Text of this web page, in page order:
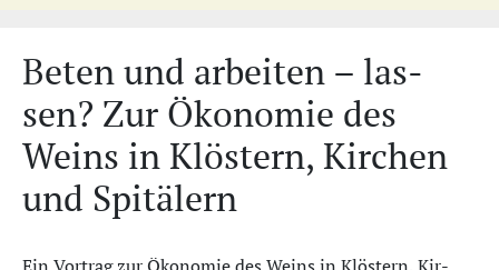
Be­ten und ar­bei­ten – las­
sen? Zur Öko­no­mie des
Weins in Klös­tern, Kir­chen
und Spi­tä­lern